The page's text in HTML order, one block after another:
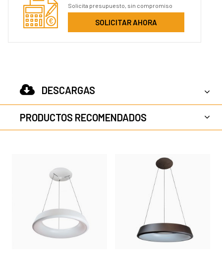
Solicita presupuesto, sin compromiso
SOLICITAR AHORA
DESCARGAS
PRODUCTOS RECOMENDADOS